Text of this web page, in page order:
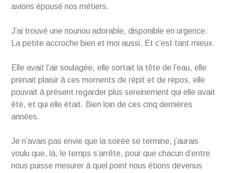
avions épousé nos métiers.
J’ai trouvé une nounou adorable, disponible en urgence.
La petite accroche bien et moi aussi. Et c’est tant mieux.
Elle avait l’air soulagée, elle sortait la tête de l’eau, elle
prenait plaisir à ces moments de répit et de repos, elle
pouvait à présent regarder plus sereinement qui elle avait
été, et qui elle était. Bien loin de ces cinq dernières
années.
Je n’avais pas envie que la soirée se termine, j’aurais
voulu que, là, le temps s’arrête, pour que chacun d’entre
nous puisse mesurer à quel point nous étions devenus